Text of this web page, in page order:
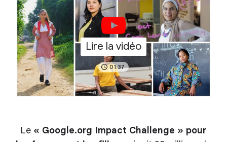
Lire la vidéo
01:37
Le « Google.org Impact Challenge » pour